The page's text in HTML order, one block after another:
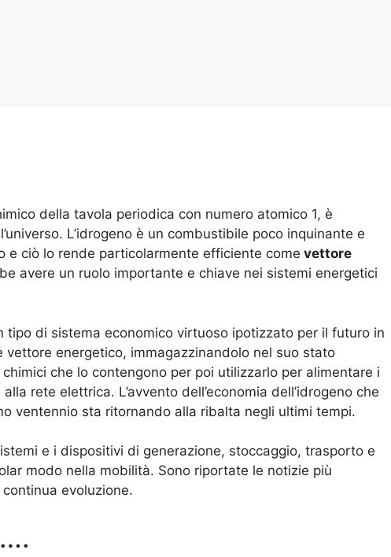
della tavola periodica con numero atomico 1, è
L’idrogeno è un combustibile poco inquinante e
e ciò lo rende particolarmente efficiente come vettore
avere un ruolo importante e chiave nei sistemi energetici
tipo di sistema economico virtuoso ipotizzato per il futuro in
vettore energetico, immagazzinandolo nel suo stato
che lo contengono per poi utilizzarlo per alimentare i
rete elettrica. L’avvento dell’economia dell’idrogeno che
ventennio sta ritornando alla ribalta negli ultimi tempi.
e i dispositivi di generazione, stoccaggio, trasporto e
modo nella mobilità. Sono riportate le notizie più
evoluzione.